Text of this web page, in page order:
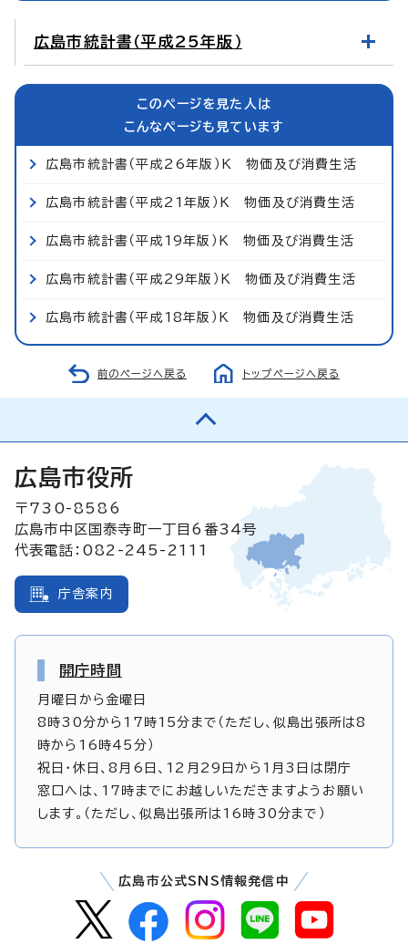
広島市統計書（平成25年版）
このページを見た人は
こんなページも見ています
広島市統計書（平成26年版）K 物価及び消費生活
広島市統計書（平成21年版）K 物価及び消費生活
広島市統計書（平成19年版）K 物価及び消費生活
広島市統計書（平成29年版）K 物価及び消費生活
広島市統計書（平成18年版）K 物価及び消費生活
前のページへ戻る トップページへ戻る
広島市役所
〒730-8586
広島市中区国泰寺町一丁目6番34号
代表電話：082-245-2111
庁舎案内
開庁時間
月曜日から金曜日
8時30分から17時15分まで（ただし、似島出張所は8
時から16時45分）
祝日・休日、8月6日、12月29日から1月3日は閉庁
窓口へは、17時までにお越しいただきますようお願い
します。（ただし、似島出張所は16時30分まで）
広島市公式SNS情報発信中